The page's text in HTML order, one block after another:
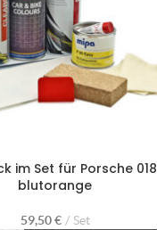
im Set für Porsche 018
blutorange
59,50€ Set